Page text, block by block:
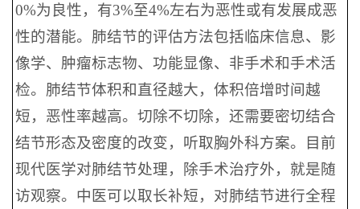
0%为良性，有3%至4%左右为恶性或有发展成恶
性的潜能。肺结节的评估方法包括临床信息、影
像学、肿瘤标志物、功能显像、非手术和手术活
检。肺结节体积和直径越大，体积倍增时间越
短，恶性率越高。切除不切除，还需要密切结合
结节形态及密度的改变，听取胸外科方案。目前
现代医学对肺结节处理，除手术治疗外，就是随
访观察。中医可以取长补短，对肺结节进行全程